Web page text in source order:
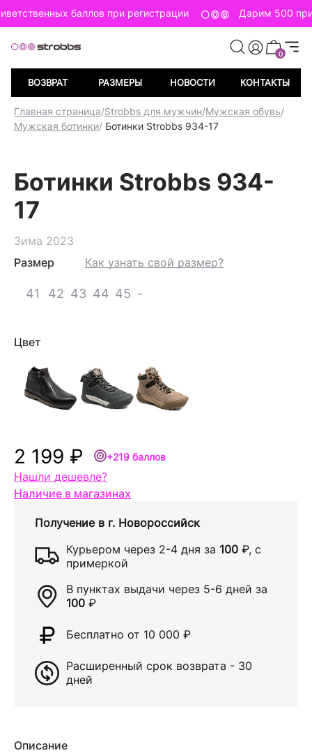
баллов при регистрации Дарим 500
0
ВОЗВРАТ РАЗМЕРЫ НОВОСТИ КОНТАКТЫ
Главная страница/Strobbs для мужчин/Мужская обувь/
Мужская ботинки/ Ботинки Strobbs 934-17
Ботинки Strobbs 934-
17
Зима 2023
Размер
Как узнать свой размер?
41 42 43 44 45 -
Цвет
2 199 ₽ +219 баллов
Нашли дешевле?
Наличие в магазинах
Получение в г. Новороссийск
Курьером через 2-4 дня за 100 ₽, с
примеркой
В пунктах выдачи через 5-6 дней за
100 ₽
Бесплатно от 10 000 ₽
Расширенный срок возврата - 30
дней
Описание